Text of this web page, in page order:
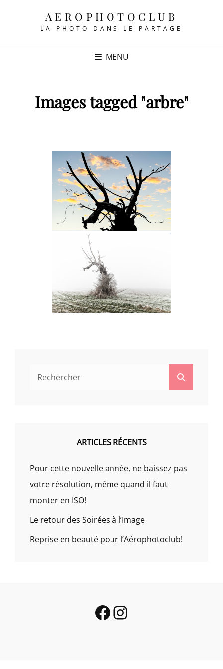
AEROPHOTOCLUB
LA PHOTO DANS LE PARTAGE
MENU
Images tagged "arbre"
ARTICLES RÉCENTS
Pour cette nouvelle année, ne baissez pas
votre résolution, même quand il faut
monter en ISO!
Le retour des Soirées à l’Image
Reprise en beauté pour l’Aérophotoclub!
Facebook
Instagram